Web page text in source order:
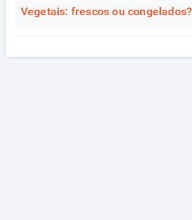
Vegetais: frescos ou congelados?